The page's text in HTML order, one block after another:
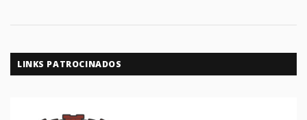
LINKS PATROCINADOS